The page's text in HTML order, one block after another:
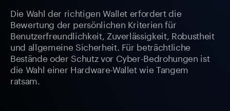
Die Wahl der richtigen Wallet erfordert die
Bewertung der persönlichen Kriterien für
Benutzerfreundlichkeit, Zuverlässigkeit, Robustheit
und allgemeine Sicherheit. Für beträchtliche
Bestände oder Schutz vor Cyber-Bedrohungen ist
die Wahl einer Hardware-Wallet wie Tangem
ratsam.